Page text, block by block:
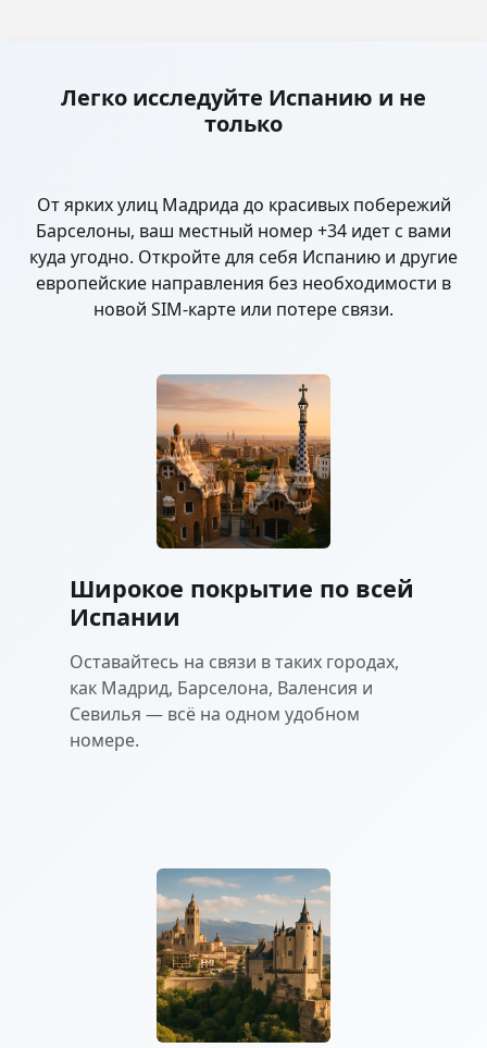
Легко исследуйте Испанию и не
только
От ярких улиц Мадрида до красивых побережий
Барселоны, ваш местный номер +34 идет с вами
куда угодно. Откройте для себя Испанию и другие
европейские направления без необходимости в
новой SIM-карте или потере связи.
Широкое покрытие по всей
Испании
Оставайтесь на связи в таких городах,
как Мадрид, Барселона, Валенсия и
Севилья — всё на одном удобном
номере.